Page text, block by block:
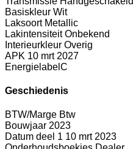
Basiskleur Wit
Laksoort Metallic
Lakintensiteit Onbekend
Interieurkleur Overig
APK 10 mrt 2027
Energielabel C
Geschiedenis
BTW/Marge Btw
Bouwjaar 2023
Datum deel 1 10 mrt 2023